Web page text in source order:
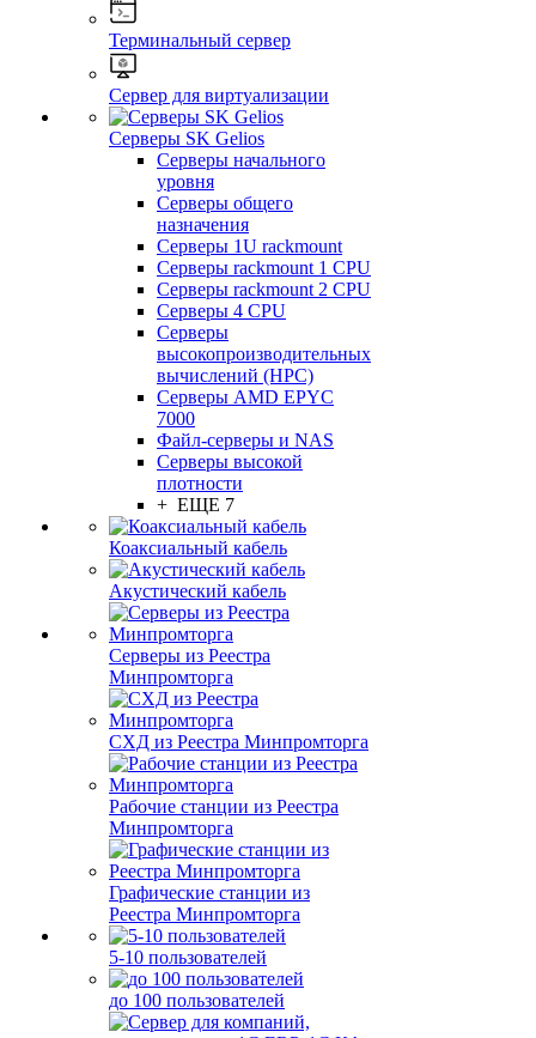
Терминальный сервер
Сервер для виртуализации
Серверы SK Gelios
Серверы начального
уровня
Серверы общего
назначения
Серверы 1U rackmount
Серверы rackmount 1 CPU
Серверы rackmount 2 CPU
Серверы 4 CPU
Серверы
высокопроизводительных
вычислений (HPC)
Серверы AMD EPYC
7000
Файл-серверы и NAS
Серверы высокой
плотности
+ ЕЩЕ 7
Коаксиальный кабель
Акустический кабель
Серверы из Реестра
Минпромторга
СХД из Реестра Минпромторга
Рабочие станции из Реестра
Минпромторга
Графические станции из
Реестра Минпромторга
5-10 пользователей
до 100 пользователей